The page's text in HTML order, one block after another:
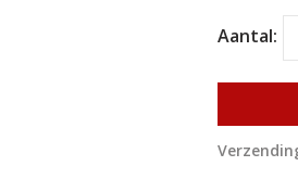
Aantal: